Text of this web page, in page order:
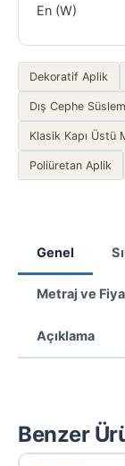
En (W)
Dekoratif Aplik
Dış Cephe
Klasik Kapı Üstü
Poliüretan Aplik
Genel
Metraj ve
Açıklama
Benzer